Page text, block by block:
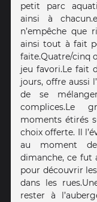
petit parc
ainsi à
n’empêche que
ainsi tout à fait
faite. Quatre/cinq
jeu favori. Le fait
jours, offre aussi
de se
complices. Le
moments étirés
choix offerte. Il
au moment
dimanche, ce fut
pour découvrir
dans les rues.
rester à